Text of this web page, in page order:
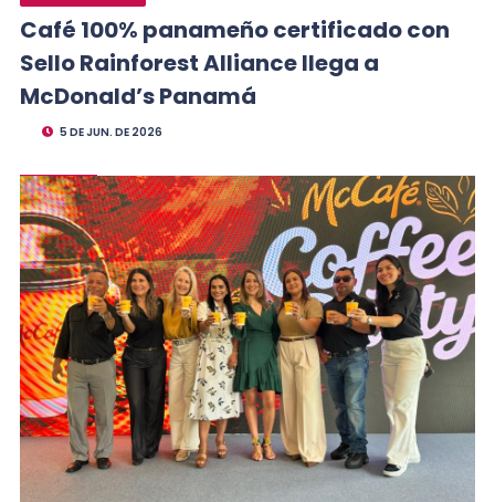
Café 100% panameño certificado con
Sello Rainforest Alliance llega a
McDonald’s Panamá
5 DE JUN. DE 2026